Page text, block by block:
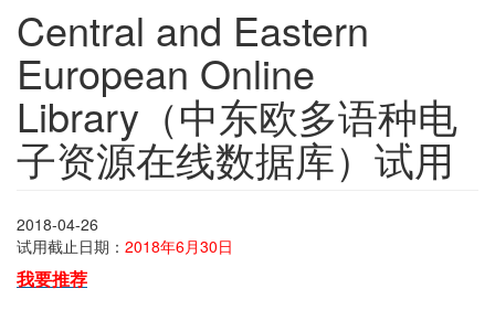
Central and Eastern
European Online
Library（中东欧多语种电
子资源在线数据库）试用
2018-04-26
试用截止日期： 2018年6月30日
我要推荐